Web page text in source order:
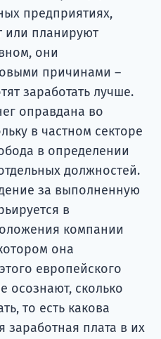
предприятиях,
или планируют
они
причинами –
заработать лучше.
оправдана во
в частном секторе
в определении
должностей.
за выполненную
в
компании
она
европейского
осознают, сколько
то есть какова
заработная плата в их